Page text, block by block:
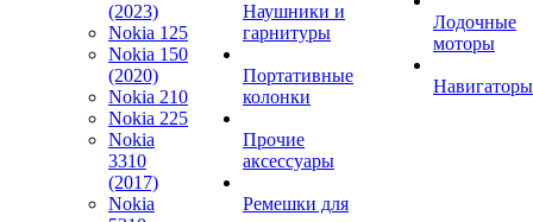
(2023)
Nokia 125
Nokia 150
(2020)
Nokia 210
Nokia 225
Nokia
3310
(2017)
Nokia
Наушники и
гарнитуры
Портативные
колонки
Прочие
аксессуары
Ремешки для
Лодочные
моторы
Навигаторы